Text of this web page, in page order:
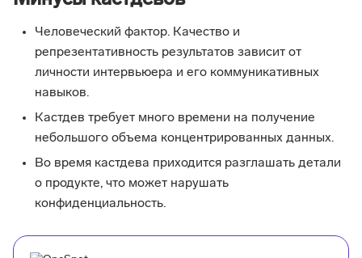
Человеческий фактор. Качество и
репрезентативность результатов зависит от
личности интервьюера и его коммуникативных
навыков.
Кастдев требует много времени на получение
небольшого объема концентрированных данных.
Во время кастдева приходится разглашать детали
о продукте, что может нарушать
конфиденциальность.